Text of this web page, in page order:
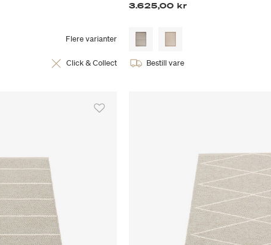
Flere varianter
Click & Collect
3.625,00 kr
Bestill vare